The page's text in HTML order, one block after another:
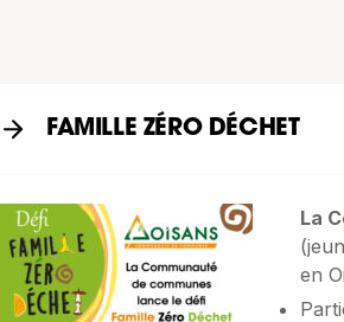
FAMILLE ZÉRO DÉCHET
La
en